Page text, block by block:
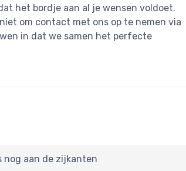
het bordje aan al je wensen voldoet.
om contact met ons op te nemen via
in dat we samen het perfecte
nog aan de zijkanten